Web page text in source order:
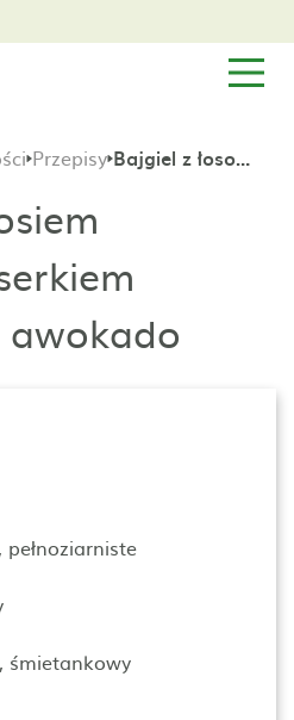
Przepisy Bajgiel z łososiem wędzonym, serkiem kremowym i awokado
śmietankowy